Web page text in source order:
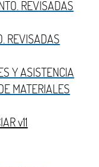
REVISADAS
REVISADAS
Y ASISTENCIA
MATERIALES
v11